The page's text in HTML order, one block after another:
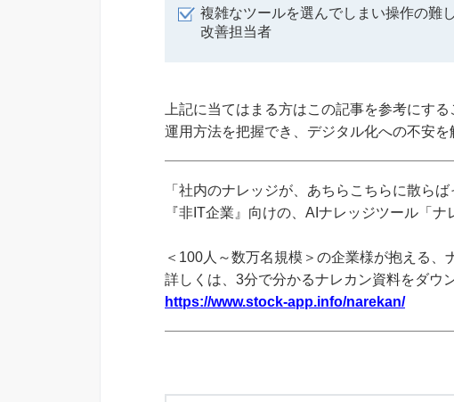
複雑なツールを選んでしまい操作の難
改善担当者
上記に当てはまる方はこの記事を参考にす
運用方法を把握でき、デジタル化への不安を
「社内のナレッジが、あちらこちらに散らば
『非IT企業』向けの、AIナレッジツール「ナ
＜100人～数万名規模＞の企業様が抱える、
詳しくは、3分で分かるナレカン資料をダウ
https://www.stock-app.info/narekan/